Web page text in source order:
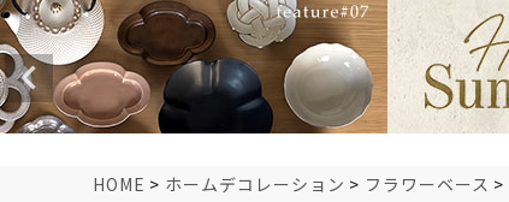
HOME ホームデコレーション フラワーベース